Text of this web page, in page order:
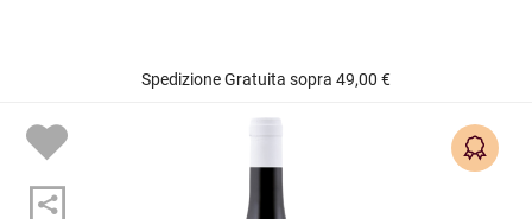
Spedizione Gratuita sopra 49,00 €